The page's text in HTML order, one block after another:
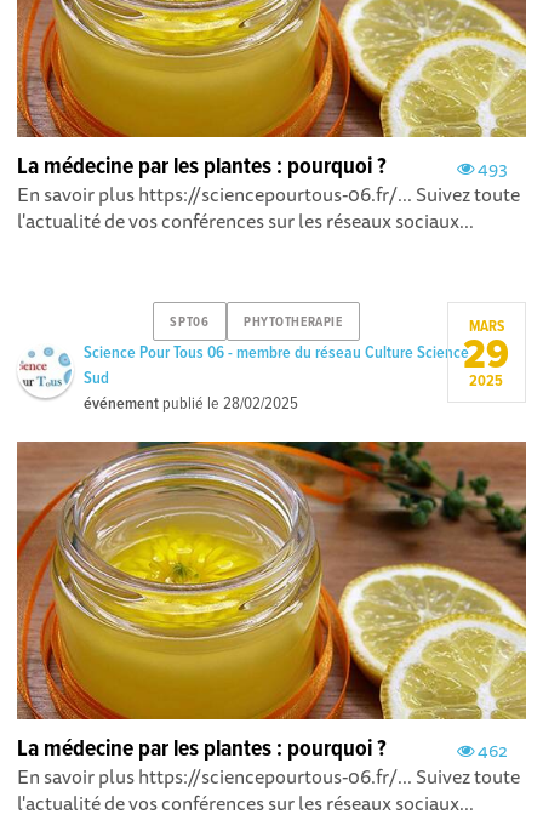
493
La médecine par les plantes : pourquoi ?
En savoir plus https://sciencepourtous-06.fr/... Suivez toute
l'actualité de vos conférences sur les réseaux sociaux...
SPT06 PHYTOTHERAPIE
Science Pour Tous 06 - membre du réseau Culture Science
Sud
événement publié le28/02/2025
MARS
29
2025
462
La médecine par les plantes : pourquoi ?
En savoir plus https://sciencepourtous-06.fr/... Suivez toute
l'actualité de vos conférences sur les réseaux sociaux...